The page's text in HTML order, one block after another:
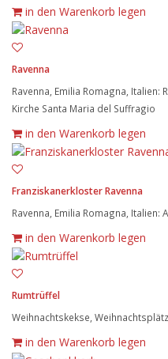
in den Warenkorb legen
Ravenna
Ravenna, Emilia Romagna,
Kirche Santa Maria del Suffragio
in den Warenkorb legen
Franziskanerkloster Ravenna
Ravenna, Emilia Romagna,
in den Warenkorb legen
Rumtrüffel
Weihnachtskekse,
in den Warenkorb legen